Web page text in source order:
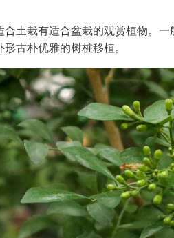
合土栽有适合盆栽的观赏植物。
形古朴优雅的树桩移植。